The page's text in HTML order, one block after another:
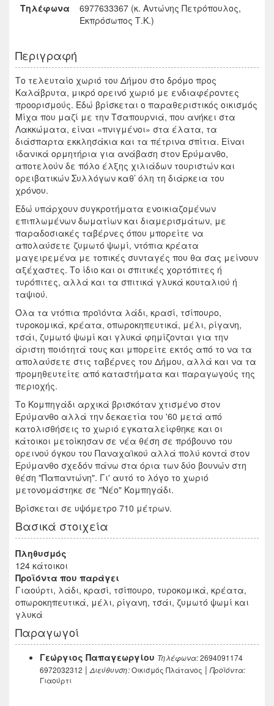
Τηλέφωνα
6977633367 (κ. Αντώνης Πετρόπουλος,
Εκπρόσωπος Τ.Κ.)
Περιγραφή
Το τελευταίο χωριό του Δήμου στο δρόμο προς
Καλάβρυτα, μικρό ορεινό χωριό με ενδιαφέροντες
προορισμούς. Εδώ βρίσκεται ο παραθεριστικός οικισμός
Μίχα που μαζί με την Τσαπουρνιά, που ανήκει στα
Λακκώματα, είναι «πνιγμένοι» στα έλατα, τα
διάσπαρτα εκκλησάκια και τα πέτρινα σπίτια. Είναι
ιδανικά ορμητήρια για ανάβαση στον Ερύμανθο,
αποτελούν δε πόλο έλξης χιλιάδων τουριστών και
ορειβατικών Συλλόγων καθ’ όλη τη διάρκεια του
χρόνου.
Εδώ υπάρχουν συγκροτήματα ενοικιαζομένων
επιπλωμένων δωματίων και διαμερισμάτων, με
παραδοσιακές ταβέρνες όπου μπορείτε να
απολαύσετε ζυμωτό ψωμί, ντόπια κρέατα
μαγειρεμένα με τοπικές συνταγές που θα σας μείνουν
αξέχαστες. Το ίδιο και οι σπιτικές χορτόπιτες ή
τυρόπιτες, αλλά και τα σπιτικά γλυκά κουταλιού ή
ταψιού.
Όλα τα ντόπια προϊόντα λάδι, κρασί, τσίπουρο,
τυροκομικά, κρέατα, οπωροκηπευτικά, μέλι, ρίγανη,
τσάι, ζυμωτό ψωμί και γλυκά φημίζονται για την
άριστη ποιότητά τους και μπορείτε εκτός από το να τα
απολαύσετε στις ταβέρνες του Δήμου, αλλά και να τα
προμηθευτείτε από καταστήματα και παραγωγούς της
περιοχής.
Το Κομπηγάδι αρχικά βρισκόταν χτισμένο στον
Ερύμανθο αλλά την δεκαετία του '60 μετά από
κατολισθήσεις το χωριό εγκαταλείφθηκε και οι
κάτοικοι μετοίκησαν σε νέα θέση σε πρόβουνο του
ορεινού όγκου του Παναχαϊκού αλλά πολύ κοντά στον
Ερύμανθο σχεδόν πάνω στα όρια των δύο βουνών στη
θέση "Παπαντώνη". Γι' αυτό το λόγο το χωριό
μετονομάστηκε σε "Νέο" Κομπηγάδι.
Βρίσκεται σε υψόμετρο 710 μέτρων.
Βασικά στοιχεία
Πληθυσμός
124 κάτοικοι
Προϊόντα που παράγει
Γιαούρτι, λάδι, κρασί, τσίπουρο, τυροκομικά, κρέατα,
οπωροκηπευτικά, μέλι, ρίγανη, τσάι, ζυμωτό ψωμί και
γλυκά
Παραγωγοί
Γεώργιος Παπαγεωργίου Τηλέφωνα:2694091174
6972032312 |Διεύθυνση:Οικισμός Πλάτανος |Προϊόντα:
Γιαούρτι